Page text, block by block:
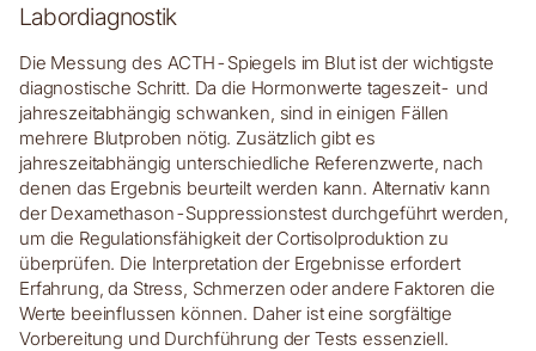
Labordiagnostik
Die Messung des ACTH-Spiegels im Blut ist der wichtigste
diagnostische Schritt. Da die Hormonwerte tageszeit- und
jahreszeitabhängig schwanken, sind in einigen Fällen
mehrere Blutproben nötig. Zusätzlich gibt es
jahreszeitabhängig unterschiedliche Referenzwerte, nach
denen das Ergebnis beurteilt werden kann. Alternativ kann
der Dexamethason-Suppressionstest durchgeführt werden,
um die Regulationsfähigkeit der Cortisolproduktion zu
überprüfen. Die Interpretation der Ergebnisse erfordert
Erfahrung, da Stress, Schmerzen oder andere Faktoren die
Werte beeinflussen können. Daher ist eine sorgfältige
Vorbereitung und Durchführung der Tests essenziell.